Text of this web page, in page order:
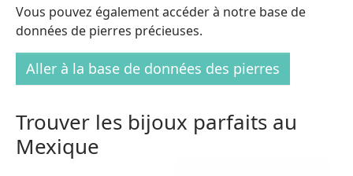
Vous pouvez également accéder à notre base de
données de pierres précieuses.
Aller à la base de données des pierres
Trouver les bijoux parfaits au
Mexique